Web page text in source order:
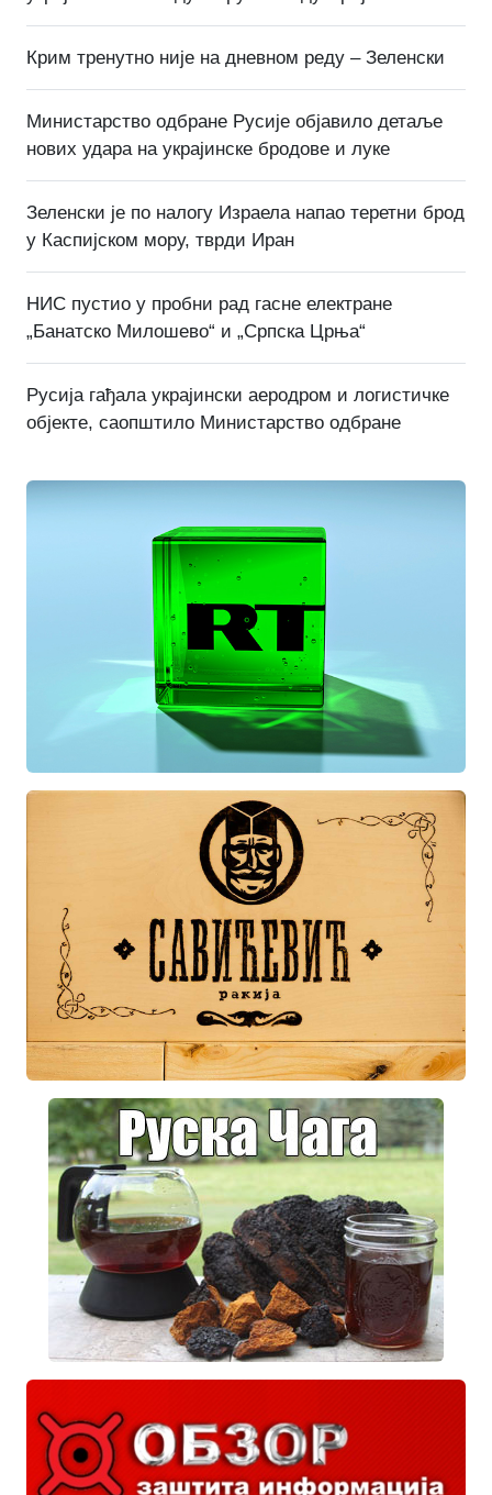
Крим тренутно није на дневном реду – Зеленски
Министарство одбране Русије објавило детаље
нових удара на украјинске бродове и луке
Зеленски је по налогу Израела напао теретни брод
у Каспијском мору, тврди Иран
НИС пустио у пробни рад гасне електране
„Банатско Милошево“ и „Српска Црња“
Русија гађала украјински аеродром и логистичке
објекте, саопштило Министарство одбране